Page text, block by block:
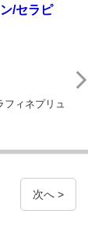
/セラピ
ィネプリュ
次へ >